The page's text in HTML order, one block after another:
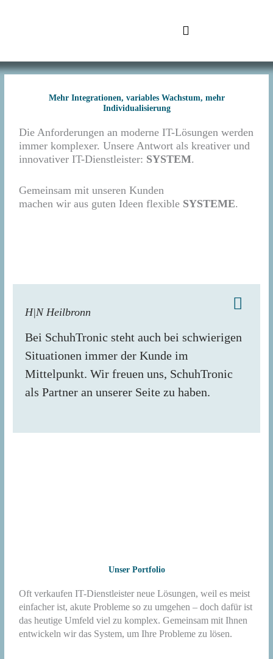
Mehr Integrationen, variables Wachstum, mehr
Individualisierung
Die Anforderungen an moderne IT-Lösungen werden
immer komplexer. Unsere Antwort als kreativer und
innovativer IT-Dienstleister: SYSTEM.
Gemeinsam mit unseren Kunden
machen wir aus guten Ideen flexible SYSTEME.
H|N Heilbronn
Bei SchuhTronic steht auch bei schwierigen
Situationen immer der Kunde im
Mittelpunkt. Wir freuen uns, SchuhTronic
als Partner an unserer Seite zu haben.
Unser Portfolio
Oft verkaufen IT-Dienstleister neue Lösungen, weil es meist
einfacher ist, akute Probleme so zu umgehen – doch dafür ist
das heutige Umfeld viel zu komplex. Gemeinsam mit Ihnen
entwickeln wir das System, um Ihre Probleme zu lösen.